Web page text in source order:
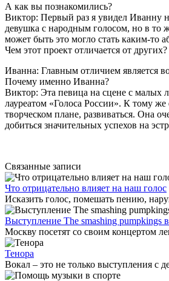
А как вы познакомились?
Виктор: Первый раз я увидел Иванну
девушка с народным голосом, но в то
может быть это могло стать каким-
Чем этот проект отличается от других?
Иванна: Главным отличием является
Почему именно Иванна?
Виктор: Эта певица на сцене с малых
лауреатом «Голоса России». К тому
творческом плане, развиваться. Она
добиться значительных успехов на
Связанные записи
Что отрицательно влияет на наш голос
Исказить голос, помешать пению,
Выступление The smashing pumpkings
Москву посетят со своим концертом
Тенора
Вокал – это не только выступления с